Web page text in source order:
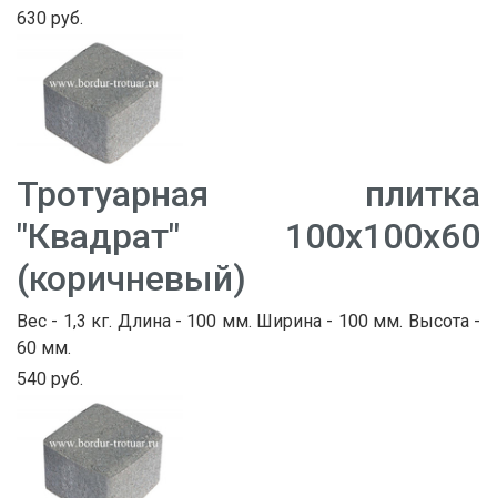
630 руб.
Тротуарная плитка
"Квадрат" 100х100х60
(коричневый)
Вес - 1,3 кг. Длина - 100 мм. Ширина - 100 мм. Высота -
60 мм.
540 руб.